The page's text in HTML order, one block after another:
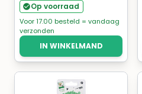
Op voorraad
Voor 17.00 besteld = vandaag
verzonden
IN WINKELMAND